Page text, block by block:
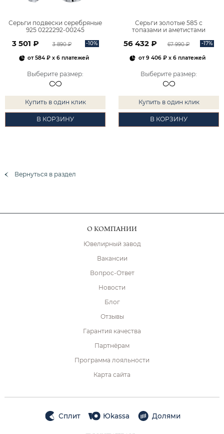
Серьги подвески серебряные
925 0222292-00245
3 501 ₽ 3 890 ₽ -10%
от584 ₽ x 6 платежей
Выберите размер:
Купить в один клик
В КОРЗИНУ
Серьги золотые 585 с
топазами и аметистами
56 432 ₽ 67 990 ₽ -17%
от9 406 ₽x 6 платежей
Выберите размер:
Купить в один клик
В КОРЗИНУ
Вернуться в раздел
О КОМПАНИИ
Ювелирный завод
Вакансии
Вопрос-Ответ
Новости
Блог
Отзывы
Гарантия качества
Партнёрам
Программа лояльности
Карта сайта
Сплит Юkassa Долями